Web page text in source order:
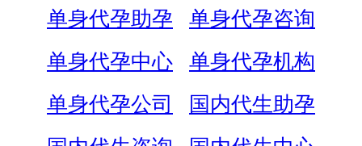
单身代孕助孕
单身代孕咨询
单身代孕中心
单身代孕机构
单身代孕公司
国内代生助孕